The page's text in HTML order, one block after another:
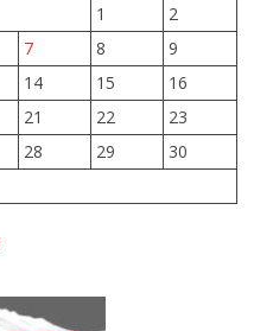
1
2
7 8
9
14 15
16
21 22
23
28 29
30